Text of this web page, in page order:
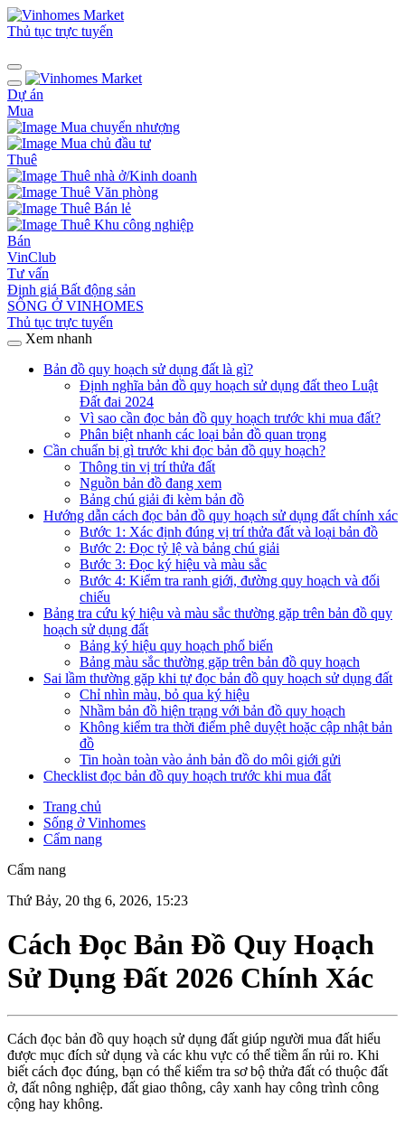
Thủ tục trực tuyến
Dự án
Mua
Mua chuyển nhượng
Mua chủ đầu tư
Thuê
Thuê nhà ở/Kinh doanh
Thuê Văn phòng
Thuê Bán lẻ
Thuê Khu công nghiệp
Bán
VinClub
Tư vấn
Định giá Bất động sản
SỐNG Ở VINHOMES
Thủ tục trực tuyến
Xem nhanh
Bản đồ quy hoạch sử dụng đất là gì?
Định nghĩa bản đồ quy hoạch sử dụng đất theo Luật
Đất đai 2024
Vì sao cần đọc bản đồ quy hoạch trước khi mua đất?
Phân biệt nhanh các loại bản đồ quan trọng
Cần chuẩn bị gì trước khi đọc bản đồ quy hoạch?
Thông tin vị trí thửa đất
Nguồn bản đồ đang xem
Bảng chú giải đi kèm bản đồ
Hướng dẫn cách đọc bản đồ quy hoạch sử dụng đất chính xác
Bước 1: Xác định đúng vị trí thửa đất và loại bản đồ
Bước 2: Đọc tỷ lệ và bảng chú giải
Bước 3: Đọc ký hiệu và màu sắc
Bước 4: Kiểm tra ranh giới, đường quy hoạch và đối
chiếu
Bảng tra cứu ký hiệu và màu sắc thường gặp trên bản đồ quy
hoạch sử dụng đất
Bảng ký hiệu quy hoạch phổ biến
Bảng màu sắc thường gặp trên bản đồ quy hoạch
Sai lầm thường gặp khi tự đọc bản đồ quy hoạch sử dụng đất
Chỉ nhìn màu, bỏ qua ký hiệu
Nhầm bản đồ hiện trạng với bản đồ quy hoạch
Không kiểm tra thời điểm phê duyệt hoặc cập nhật bản
đồ
Tin hoàn toàn vào ảnh bản đồ do môi giới gửi
Checklist đọc bản đồ quy hoạch trước khi mua đất
Trang chủ
Sống ở Vinhomes
Cẩm nang
Cẩm nang
Thứ Bảy, 20 thg 6, 2026, 15:23
Cách Đọc Bản Đồ Quy Hoạch
Sử Dụng Đất 2026 Chính Xác
Cách đọc bản đồ quy hoạch sử dụng đất giúp người mua đất hiểu
được mục đích sử dụng và các khu vực có thể tiềm ẩn rủi ro. Khi
biết cách đọc đúng, bạn có thể kiểm tra sơ bộ thửa đất có thuộc đất
ở, đất nông nghiệp, đất giao thông, cây xanh hay công trình công
cộng hay không.